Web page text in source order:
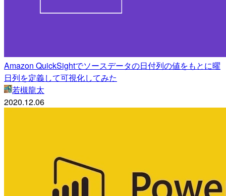
Amazon QuickSightでソースデータの日付列の値をもとに曜
日列を定義して可視化してみた
若槻龍太
2020.12.06